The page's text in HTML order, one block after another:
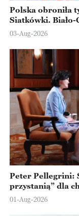
Polska obroniła
Siatkówki.
Ningbo
03-Aug-2026
Peter Pellegrini:
przystanią” dla
Europejskiej
01-Aug-2026